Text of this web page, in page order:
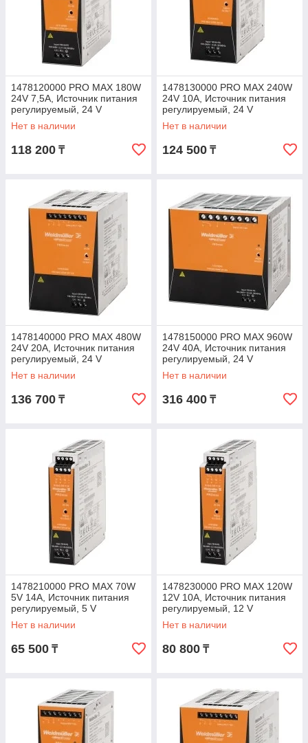
создать систему
энергопитания,
соответствующую Вашим
требованиям.
1478120000 PRO MAX 180W
24V 7,5A, Источник питания
регулируемый, 24 V
Нет в наличии
118 200 ₸
1478130000 PRO MAX 240W
24V 10A, Источник питания
регулируемый, 24 V
Нет в наличии
124 500 ₸
1478140000 PRO MAX 480W
24V 20A, Источник питания
регулируемый, 24 V
Нет в наличии
136 700 ₸
1478150000 PRO MAX 960W
24V 40A, Источник питания
регулируемый, 24 V
Нет в наличии
316 400 ₸
1478210000 PRO MAX 70W
5V 14A, Источник питания
регулируемый, 5 V
Нет в наличии
65 500 ₸
1478230000 PRO MAX 120W
12V 10A, Источник питания
регулируемый, 12 V
Нет в наличии
80 800 ₸